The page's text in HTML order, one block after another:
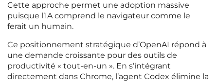
Cette approche permet une adoption massive
puisque l’IA comprend le navigateur comme le
ferait un humain.
Ce positionnement stratégique d’OpenAI répond à
une demande croissante pour des outils de
productivité « tout-en-un ». En s’intégrant
directement dans Chrome, l’agent Codex élimine la